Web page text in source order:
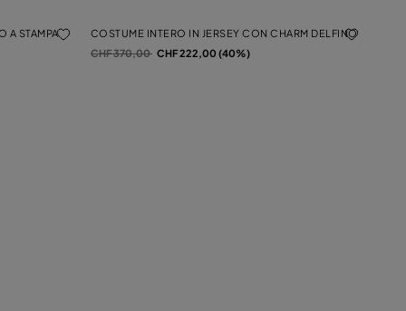
A STAMPA
COSTUME INTERO IN JERSEY CON CHARM DELFINO
Prezzo ridotto da
CHF 370,00a CHF 222,00 (40%)